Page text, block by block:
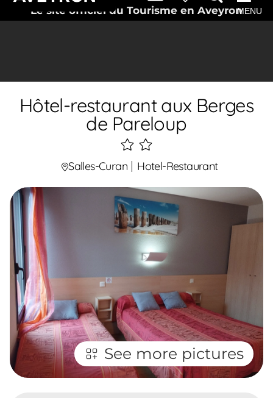
Le site officiel du Tourisme en AveyronMENU
Hôtel-restaurant aux Berges
de Pareloup
2
étoiles
Salles-Curan Hotel-Restaurant
See more pictures